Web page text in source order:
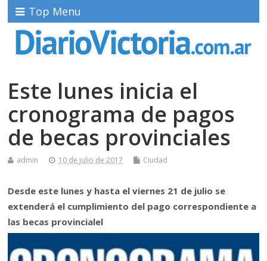
Top Menu
Este lunes inicia el
cronograma de pagos
de becas provinciales
admin 10 de julio de 2017 Ciudad
Desde este lunes y hasta el viernes 21 de julio se
extenderá el cumplimiento del pago correspondiente a
las becas provincialel